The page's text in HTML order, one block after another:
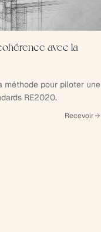
avec la
méthode pour piloter une
RE2020.
Recevoir